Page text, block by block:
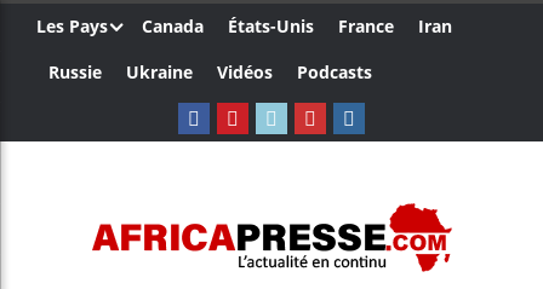
Les Pays Canada États-Unis France
Iran
Russie
Ukraine Vidéos Podcasts